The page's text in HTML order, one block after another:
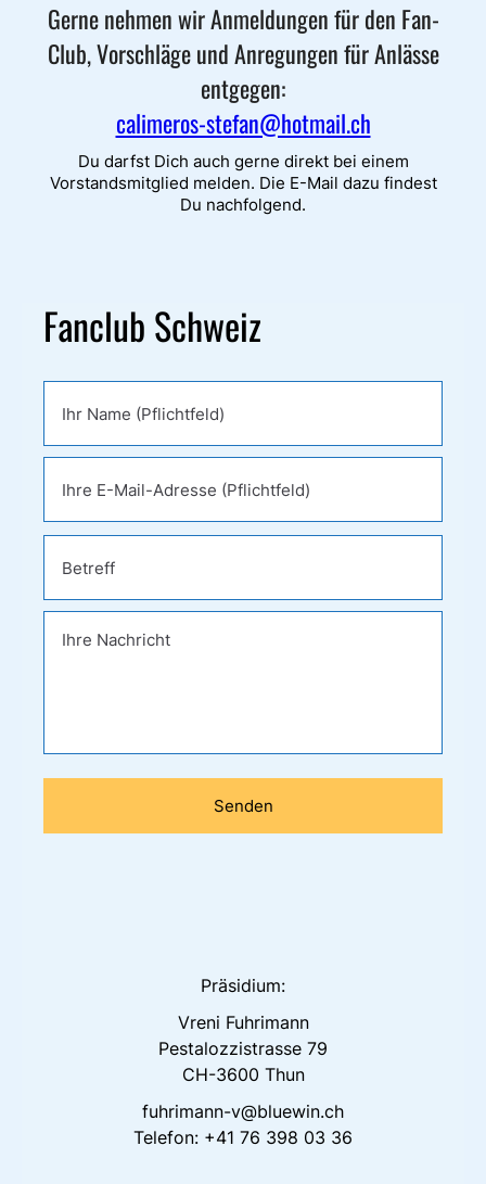
Gerne nehmen wir Anmeldungen für den Fan-
Club, Vorschläge und Anregungen für Anlässe
entgegen:
calimeros-stefan@hotmail.ch
Du darfst Dich auch gerne direkt bei einem
Vorstandsmitglied melden. Die E-Mail dazu findest
Du nachfolgend.
Fanclub Schweiz
lasse
Feld
leer.
Bitte
Präsidium:
Vreni Fuhrimann
Pestalozzistrasse 79
CH-3600 Thun
fuhrimann-v@bluewin.ch
Telefon: +41 76 398 03 36